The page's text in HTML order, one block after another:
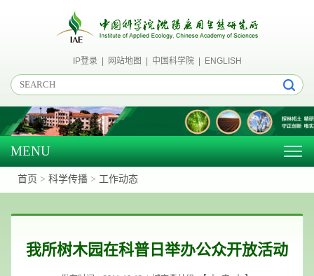
IP登录| 网站地图 中国科学院| ENGLISH
MENU
首页 > 科学传播 > 工作动态
我所树木园在科普日举办公众开放活动